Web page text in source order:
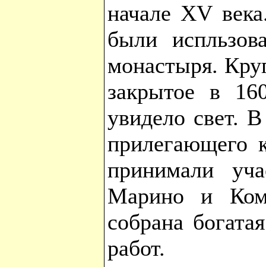
начале XV
были
монастыря.
закрытое в
увидело свет.
прилегающего
принимали
Марино и
собрана
работ.